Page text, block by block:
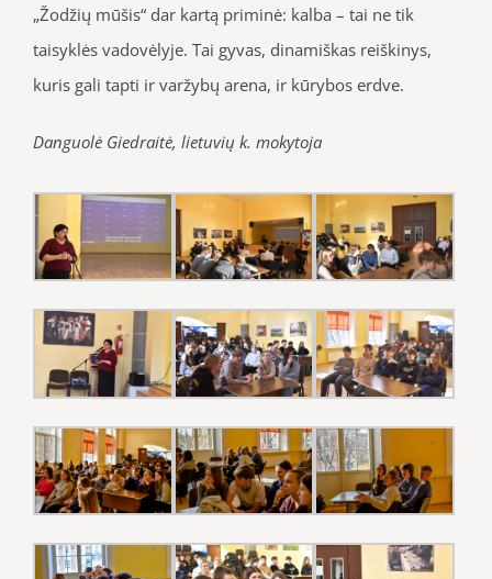
„Žodžių mūšis“ dar kartą priminė: kalba – tai ne tik
taisyklės vadovėlyje. Tai gyvas, dinamiškas reiškinys,
kuris gali tapti ir varžybų arena, ir kūrybos erdve.
Danguolė Giedraitė, lietuvių k. mokytoja